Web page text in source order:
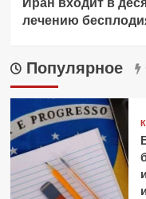
лечению
Популярное